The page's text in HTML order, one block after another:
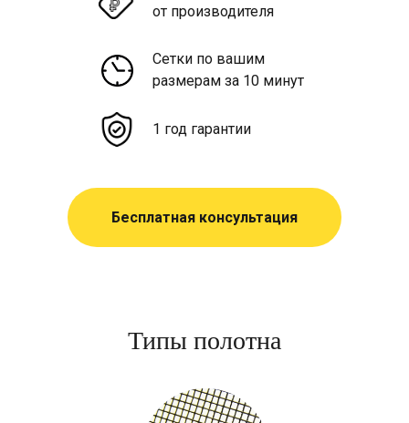
от производителя
Сетки по вашим
размерам за 10 минут
1 год гарантии
Бесплатная консультация
Типы полотна